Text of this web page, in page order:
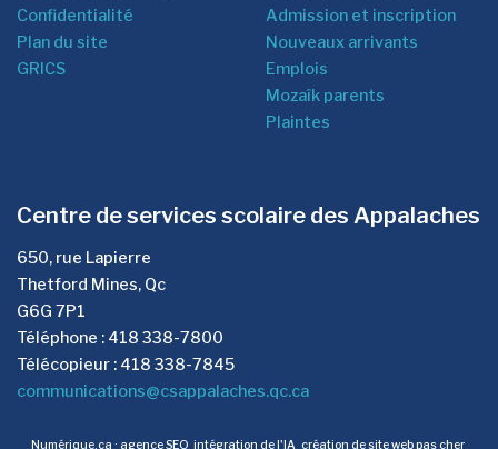
Confidentialité
Plan du site
GRICS
Admission et inscription
Nouveaux arrivants
Emplois
Mozaîk parents
Plaintes
Centre de services scolaire des Appalaches
650, rue Lapierre
Thetford Mines, Qc
G6G 7P1
Téléphone : 418 338-7800
Télécopieur : 418 338-7845
communications@csappalaches.qc.ca
Numérique.ca : agence SEO, intégration de l'IA, création de site web pas cher,